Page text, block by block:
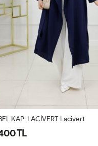
KAP KIŞLIK-BEJ
TL